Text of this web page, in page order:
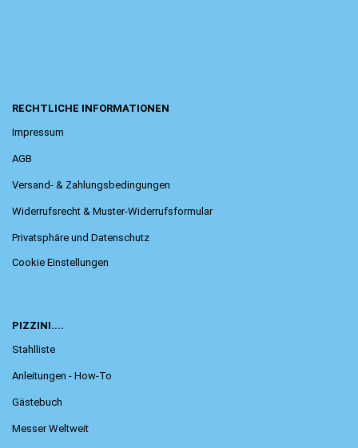
RECHTLICHE INFORMATIONEN
Impressum
AGB
Versand- & Zahlungsbedingungen
Widerrufsrecht & Muster-Widerrufsformular
Privatsphäre und Datenschutz
Cookie Einstellungen
PIZZINI....
Stahlliste
Anleitungen - How-To
Gästebuch
Messer Weltweit